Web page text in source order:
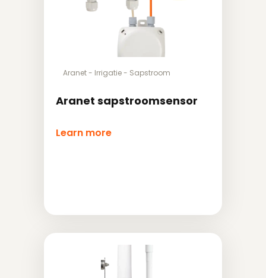
Aranet- Irrigatie- Sapstroom
Aranet sapstroomsensor
Learn more